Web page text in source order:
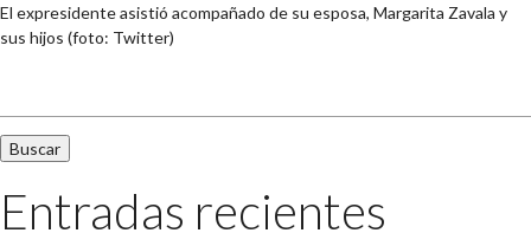
El expresidente asistió acompañado de su esposa, Margarita Zavala y
sus hijos (foto: Twitter)
Entradas recientes